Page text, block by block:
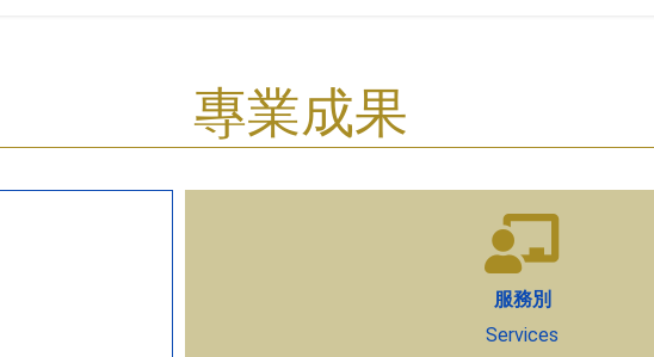
專業成果
服務別
Services